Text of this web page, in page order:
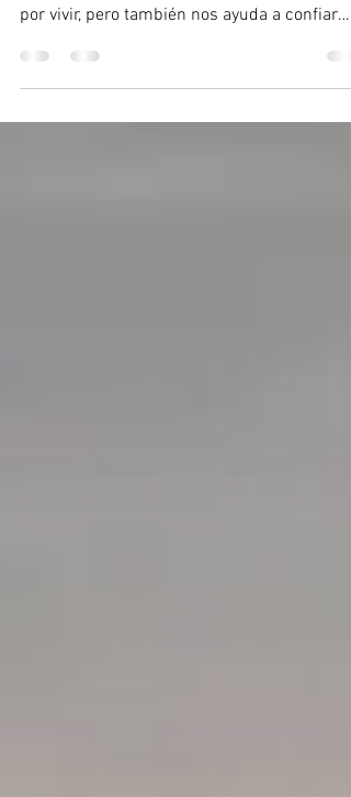
Viajar solo no significa estar en riesgo.
por vivir, pero también nos ayuda a confiar
en...